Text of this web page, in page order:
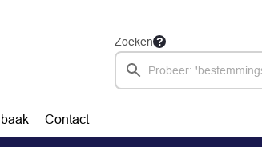
Zoeken
Contact